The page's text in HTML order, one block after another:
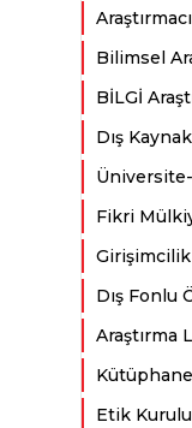
Bilimsel
BİLGİ
Dış
Fikri
Dış Fonlu
Araştırma
Etik Kurulu